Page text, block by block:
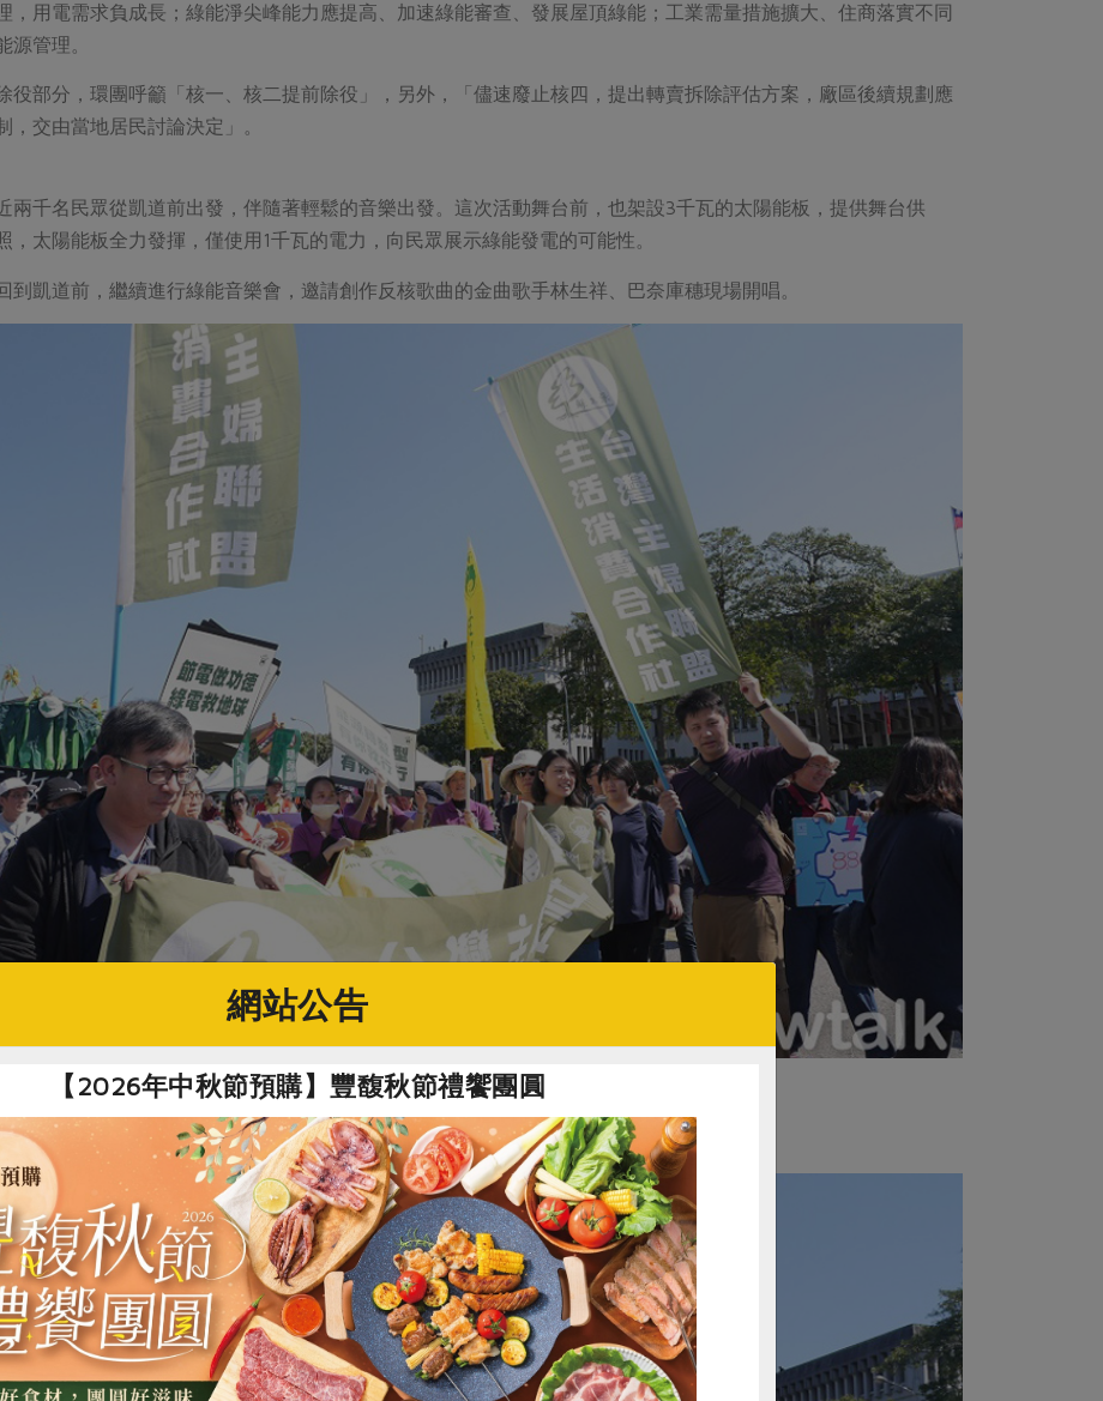
，用電需求負成長；綠能淨尖峰能力應提高、加速綠能審查、發展屋頂綠能；工業需量措施擴大、住商落實不同
源管理。
役部分，環團呼籲「核一、核二提前除役」，另外，「儘速廢止核四，提出轉賣拆除評估方案，廠區後續規劃應
，交由當地居民討論決定」。
兩千名民眾從凱道前出發，伴隨著輕鬆的音樂出發。這次活動舞台前，也架設3千瓦的太陽能板，提供舞台供
，太陽能板全力發揮，僅使用1千瓦的電力，向民眾展示綠能發電的可能性。
到凱道前，繼續進行綠能音樂會，邀請創作反核歌曲的金曲歌手林生祥、巴奈庫穗現場開唱。
活消費合作社也到場參加遊行。 圖：趙婉淳／攝
網站公告
【2026年中秋節預購】豐馥秋節禮饗團圓